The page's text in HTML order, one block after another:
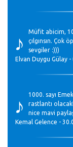
♪
Müfit abicim,
çılgınsın. Çok
sevgiler :)))
Elvan Duygu Gülay -
♪
1000. sayı
rastlantı
nice mavi
Kemal Gelence -